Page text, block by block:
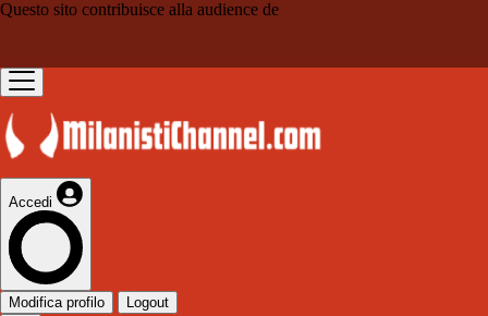
Questo sito contribuisce alla audience de
Accedi
Modifica profilo Logout